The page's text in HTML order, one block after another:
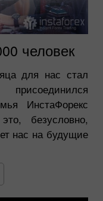
человек
для нас стал
ИнстаФорекс
безусловно,
нас на будущие